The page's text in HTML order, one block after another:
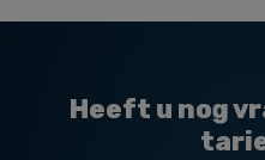
Heeft u nog